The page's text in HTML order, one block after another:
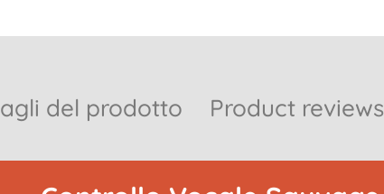
del prodotto Product reviews